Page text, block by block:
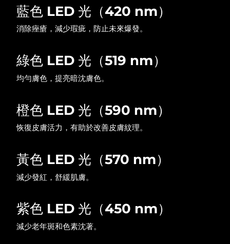
藍色 LED 光（420 nm）
消除痤瘡，減少瑕疵，防止未來爆發。
綠色 LED 光（519 nm）
均勻膚色，提亮暗沈膚色。
橙色 LED 光（590 nm）
恢復皮膚活力，有助於改善皮膚紋理。
黃色 LED 光（570 nm）
減少發紅，舒緩肌膚。
紫色 LED 光（450 nm）
減少老年斑和色素沈著。
摩納哥 預計送達日期
荷蘭
紐西蘭 預計送達日期
挪威
阿曼 預計送達日期
菲律賓
波蘭 預計送達日期
葡萄牙
波多黎各
卡達